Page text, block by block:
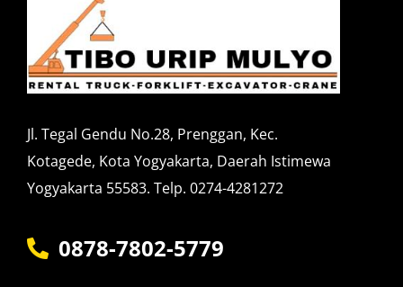
Jl. Tegal Gendu No.28, Prenggan, Kec.
Kotagede, Kota Yogyakarta, Daerah Istimewa
Yogyakarta 55583. Telp. 0274-4281272
0878-7802-5779